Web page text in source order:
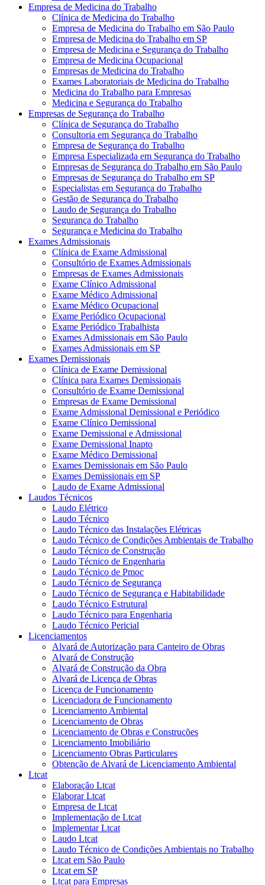
Empresa de Medicina do Trabalho
Clínica de Medicina do Trabalho
Empresa de Medicina do Trabalho em São Paulo
Empresa de Medicina do Trabalho em SP
Empresa de Medicina e Segurança do Trabalho
Empresa de Medicina Ocupacional
Empresas de Medicina do Trabalho
Exames Laboratoriais de Medicina do Trabalho
Medicina do Trabalho para Empresas
Medicina e Segurança do Trabalho
Empresas de Segurança do Trabalho
Clínica de Segurança do Trabalho
Consultoria em Segurança do Trabalho
Empresa de Segurança do Trabalho
Empresa Especializada em Segurança do Trabalho
Empresas de Segurança do Trabalho em São Paulo
Empresas de Segurança do Trabalho em SP
Especialistas em Segurança do Trabalho
Gestão de Segurança do Trabalho
Laudo de Segurança do Trabalho
Segurança do Trabalho
Segurança e Medicina do Trabalho
Exames Admissionais
Clínica de Exame Admissional
Consultório de Exames Admissionais
Empresas de Exames Admissionais
Exame Clínico Admissional
Exame Médico Admissional
Exame Médico Ocupacional
Exame Periódico Ocupacional
Exame Periódico Trabalhista
Exames Admissionais em São Paulo
Exames Admissionais em SP
Exames Demissionais
Clínica de Exame Demissional
Clínica para Exames Demissionais
Consultório de Exame Demissional
Empresas de Exame Demissional
Exame Admissional Demissional e Periódico
Exame Clínico Demissional
Exame Demissional e Admissional
Exame Demissional Inapto
Exame Médico Demissional
Exames Demissionais em São Paulo
Exames Demissionais em SP
Laudo de Exame Admissional
Laudos Técnicos
Laudo Elétrico
Laudo Técnico
Laudo Técnico das Instalações Elétricas
Laudo Técnico de Condições Ambientais de Trabalho
Laudo Técnico de Construção
Laudo Técnico de Engenharia
Laudo Técnico de Pmoc
Laudo Técnico de Segurança
Laudo Técnico de Segurança e Habitabilidade
Laudo Técnico Estrutural
Laudo Técnico para Engenharia
Laudo Técnico Pericial
Licenciamentos
Alvará de Autorização para Canteiro de Obras
Alvará de Construção
Alvará de Construção da Obra
Alvará de Licença de Obras
Licença de Funcionamento
Licenciadora de Funcionamento
Licenciamento Ambiental
Licenciamento de Obras
Licenciamento de Obras e Construções
Licenciamento Imobiliário
Licenciamento Obras Particulares
Obtenção de Alvará de Licenciamento Ambiental
Ltcat
Elaboração Ltcat
Elaborar Ltcat
Empresa de Ltcat
Implementação de Ltcat
Implementar Ltcat
Laudo Ltcat
Laudo Técnico de Condições Ambientais no Trabalho
Ltcat em São Paulo
Ltcat em SP
Ltcat para Empresas